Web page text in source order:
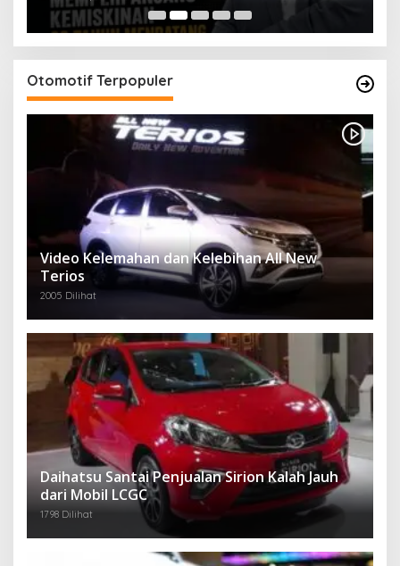
Otomotif Terpopuler
Video Kelemahan dan Kelebihan All New
Terios
2005 Dilihat
Daihatsu Santai Penjualan Sirion Kalah Jauh
dari Mobil LCGC
1798 Dilihat